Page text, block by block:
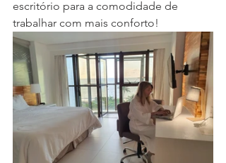
escritório para a comodidade de
trabalhar com mais conforto!